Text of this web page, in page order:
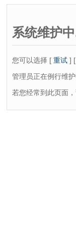
系统维护
您可以选择 [ 重试 ] [
管理员正在例行维
若您经常到此页面